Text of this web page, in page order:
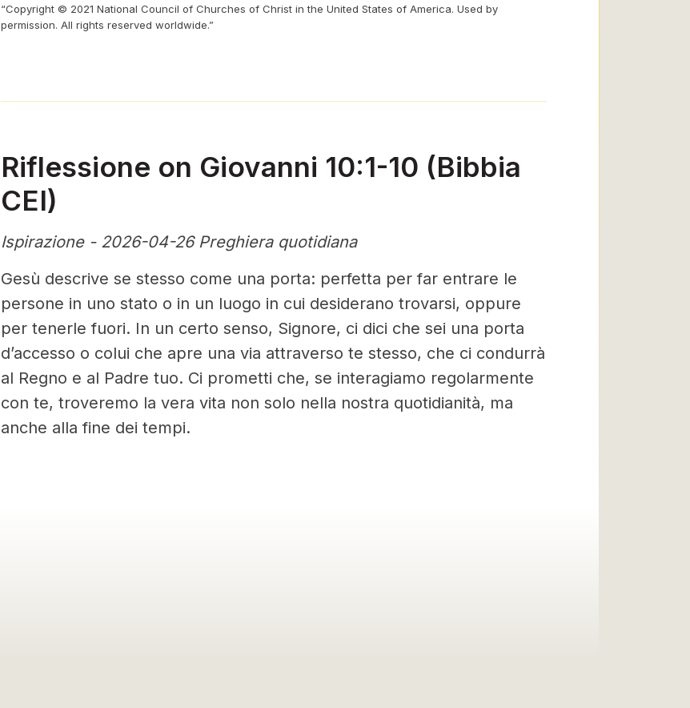
“Copyright © 2021 National Council of Churches of Christ in the United States of America. Used by
permission. All rights reserved worldwide.”
Riflessione on Giovanni 10:1-10 (Bibbia
CEI)
Ispirazione - 2026-04-26 Preghiera quotidiana
Gesù descrive se stesso come una porta: perfetta per far entrare le
persone in uno stato o in un luogo in cui desiderano trovarsi, oppure
per tenerle fuori. In un certo senso, Signore, ci dici che sei una porta
d’accesso o colui che apre una via attraverso te stesso, che ci condurrà
al Regno e al Padre tuo. Ci prometti che, se interagiamo regolarmente
con te, troveremo la vera vita non solo nella nostra quotidianità, ma
anche alla fine dei tempi.